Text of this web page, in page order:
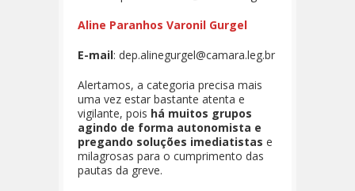
Aline Paranhos Varonil Gurgel
E-mail: dep.alinegurgel@camara.leg.br
Alertamos, a categoria precisa mais
uma vez estar bastante atenta e
vigilante, pois há muitos grupos
agindo de forma autonomista e
pregando soluções imediatistas e
milagrosas para o cumprimento das
pautas da greve.